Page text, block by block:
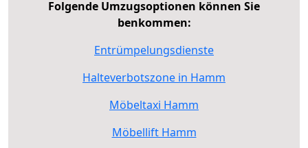
Folgende Umzugsoptionen können Sie
benkommen:
Entrümpelungsdienste
Halteverbotszone in Hamm
Möbeltaxi Hamm
Möbellift Hamm